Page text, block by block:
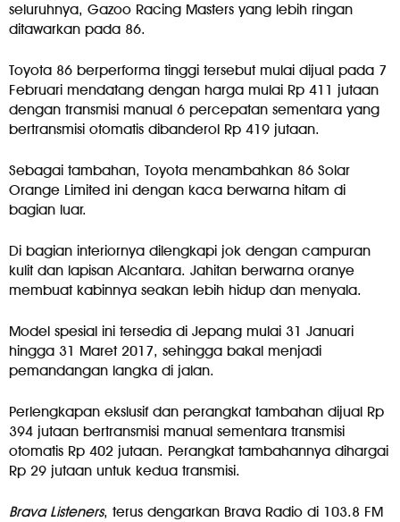
seluruhnya, Gazoo Racing Masters yang lebih ringan
ditawarkan pada 86.
Toyota 86 berperforma tinggi tersebut mulai dijual pada 7
Februari mendatang dengan harga mulai Rp 411 jutaan
dengan transmisi manual 6 percepatan sementara yang
bertransmisi otomatis dibanderol Rp 419 jutaan.
Sebagai tambahan, Toyota menambahkan 86 Solar
Orange Limited ini dengan kaca berwarna hitam di
bagian luar.
Di bagian interiornya dilengkapi jok dengan campuran
kulit dan lapisan Alcantara. Jahitan berwarna oranye
membuat kabinnya seakan lebih hidup dan menyala.
Model spesial ini tersedia di Jepang mulai 31 Januari
hingga 31 Maret 2017, sehingga bakal menjadi
pemandangan langka di jalan.
Perlengkapan ekslusif dan perangkat tambahan dijual Rp
394 jutaan bertransmisi manual sementara transmisi
otomatis Rp 402 jutaan. Perangkat tambahannya dihargai
Rp 29 jutaan untuk kedua transmisi.
Brava Listeners, terus dengarkan Brava Radio di 103.8 FM